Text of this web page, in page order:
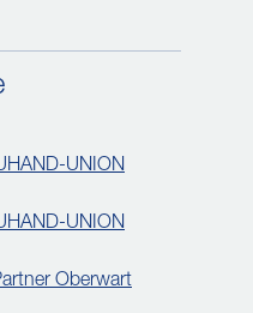
UNION
UNION
Oberwart